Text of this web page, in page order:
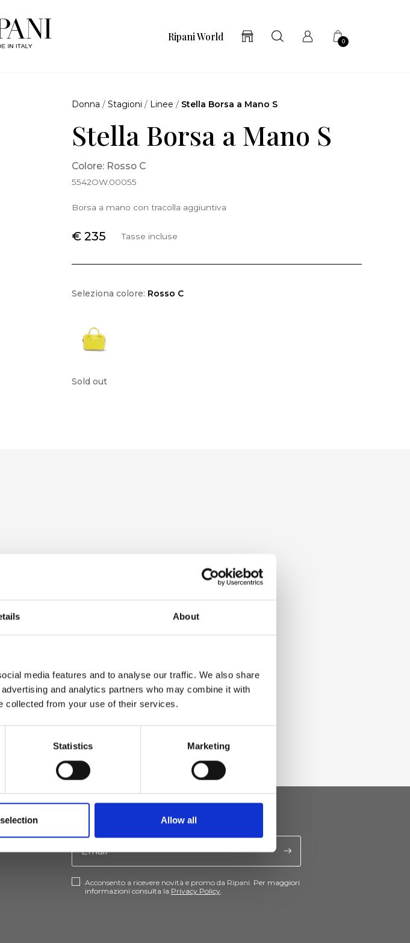
About
media features and to analyse our traffic. We also share
and analytics partners who may combine it with
collected from your use of their services.
Statistics Marketing
Allow all
Ripani World 0
Donna /Stagioni / Linee / Stella Borsa a Mano S
Stella Borsa a Mano S
Colore: Rosso C
5542OW.00055
Borsa a mano con tracolla aggiuntiva
€ 235 Tasse incluse
Seleziona colore: Rosso C
Sold out
Acconsento a ricevere novità e promo da Ripani. Per maggiori
informazioni consulta la Privacy Policy